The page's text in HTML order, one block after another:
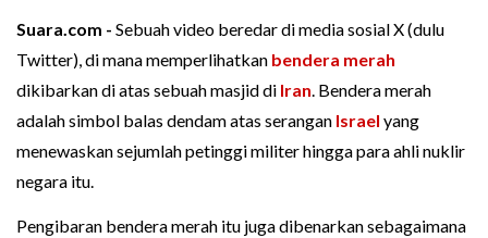
Suara.com - Sebuah video beredar di media sosial X (dulu
Twitter), di mana memperlihatkan bendera merah
dikibarkan di atas sebuah masjid di Iran. Bendera merah
adalah simbol balas dendam atas serangan Israel yang
menewaskan sejumlah petinggi militer hingga para ahli nuklir
negara itu.
Pengibaran bendera merah itu juga dibenarkan sebagaimana